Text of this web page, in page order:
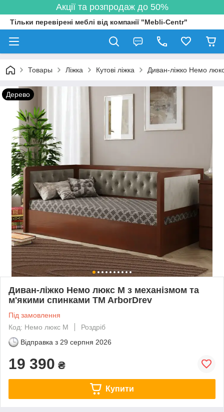
Акції та розпродаж до 50%
Тільки перевірені меблі від компанії "Mebli-Centr"
Товары Ліжка Кутові ліжка Диван-ліжко Немо
Дерево
Диван-ліжко Немо люкс М з механізмом та
м'якими спинками TM ArborDrev
Під замовлення
Код: Немо люкс М
Роздріб
Відправка з 29 серпня 2026
19 390 ₴
Купити